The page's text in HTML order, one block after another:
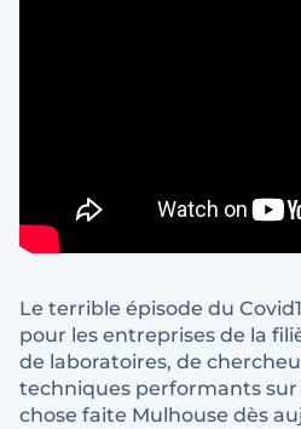
Le terrible épisode du
pour les entreprises de la
de laboratoires, de
techniques performants sur
chose faite Mulhouse dès